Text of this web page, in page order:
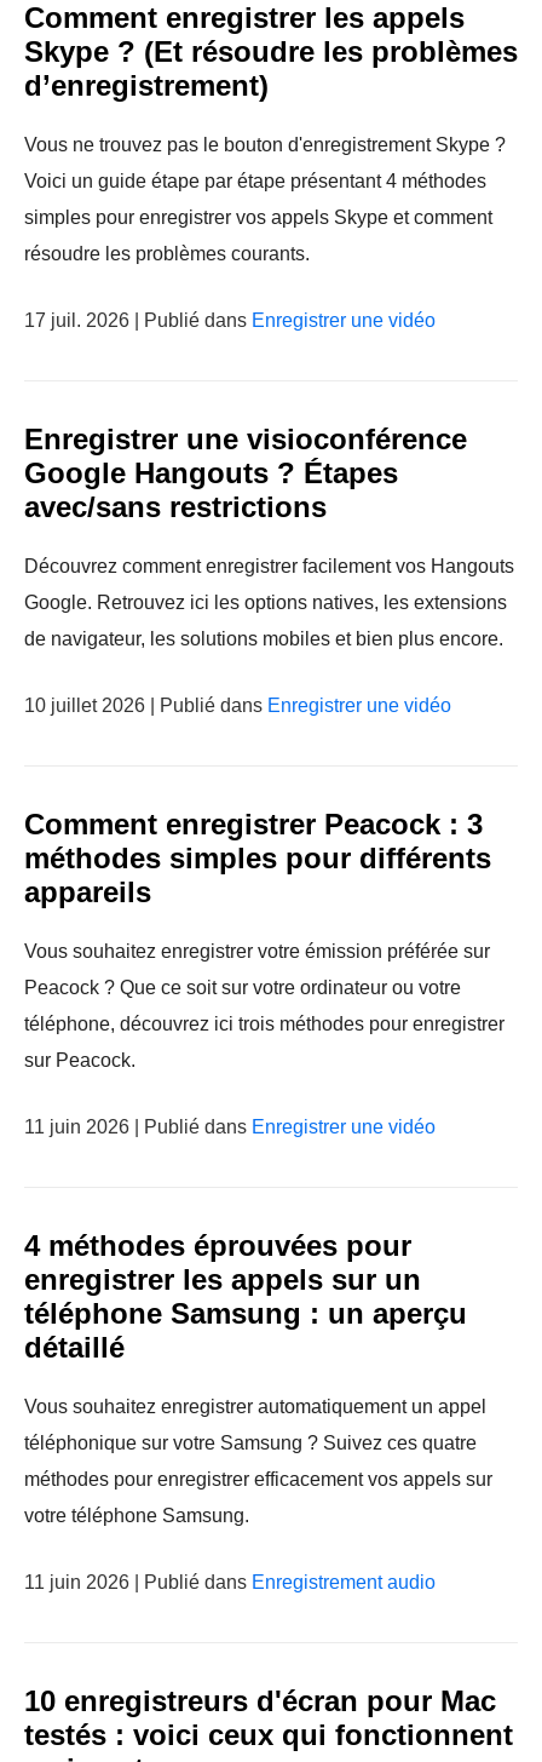
Comment enregistrer les appels
Skype ? (Et résoudre les problèmes
d’enregistrement)
Vous ne trouvez pas le bouton d'enregistrement Skype ?
Voici un guide étape par étape présentant 4 méthodes
simples pour enregistrer vos appels Skype et comment
résoudre les problèmes courants.
17 juil. 2026 | Publié dans Enregistrer une vidéo
Enregistrer une visioconférence
Google Hangouts ? Étapes
avec/sans restrictions
Découvrez comment enregistrer facilement vos Hangouts
Google. Retrouvez ici les options natives, les extensions
de navigateur, les solutions mobiles et bien plus encore.
10 juillet 2026 | Publié dans Enregistrer une vidéo
Comment enregistrer Peacock : 3
méthodes simples pour différents
appareils
Vous souhaitez enregistrer votre émission préférée sur
Peacock ? Que ce soit sur votre ordinateur ou votre
téléphone, découvrez ici trois méthodes pour enregistrer
sur Peacock.
11 juin 2026 | Publié dans Enregistrer une vidéo
4 méthodes éprouvées pour
enregistrer les appels sur un
téléphone Samsung : un aperçu
détaillé
Vous souhaitez enregistrer automatiquement un appel
téléphonique sur votre Samsung ? Suivez ces quatre
méthodes pour enregistrer efficacement vos appels sur
votre téléphone Samsung.
11 juin 2026 | Publié dans Enregistrement audio
10 enregistreurs d'écran pour Mac
testés : voici ceux qui fonctionnent